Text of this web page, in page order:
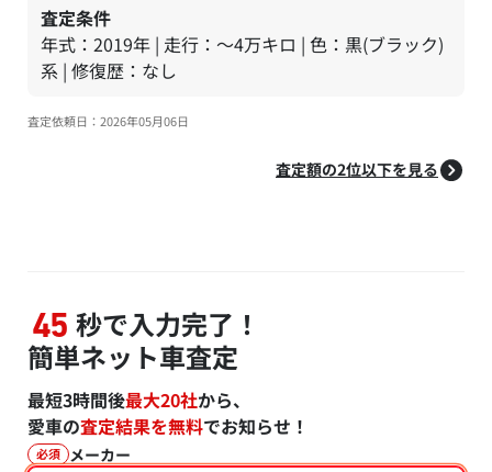
査定条件
年式：2019年 | 走行：～4万キロ | 色：黒(ブラック)
系 | 修復歴：なし
査定依頼日：2026年05月06日
査定額の2位以下を見る
45 秒で入力完了！
簡単ネット車査定
最短3時間後最大20社から、
愛車の査定結果を無料でお知らせ！
必須 メーカー